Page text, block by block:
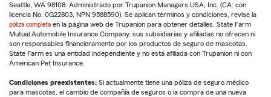
Seattle, WA 98108. Administrado por Trupanion Managers USA, Inc. (CA: con
licencia No. 0G22803, NPN 9588590). Se aplican términos y condiciones, revise la
póliza completa en la página web de Trupanion para obtener detalles. State Farm
Mutual Automobile Insurance Company, sus subsidiarias y afiliadas no ofrecen ni
son responsables financieramente por los productos de seguro de mascotas.
State Farm es una entidad independiente y no está afiliada con Trupanion ni con
American Pet Insurance.
Condiciones preexistentes: Si actualmente tiene una póliza de seguro médico
para mascotas, el cambio de compañía de seguros o la compra de una nueva